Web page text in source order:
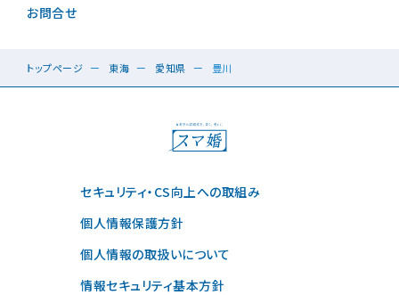
お問合せ
トップページ 東海 愛知県 豊川
セキュリティ・CS向上への取組み
個人情報保護方針
個人情報の取扱いについて
情報セキュリティ基本方針